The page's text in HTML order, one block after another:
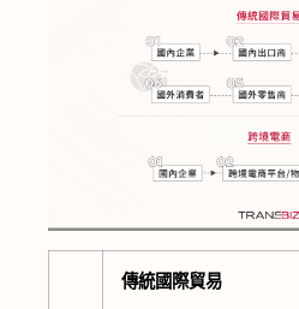
傳統國際貿易